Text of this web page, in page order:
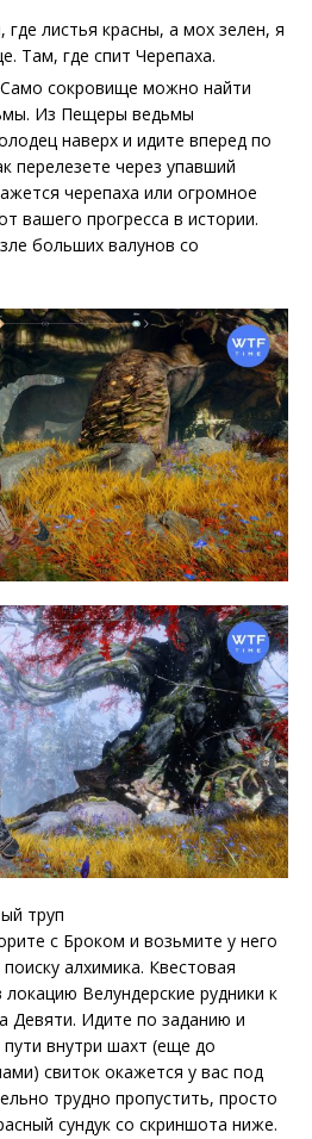
где листья красны, а мох зелен, я
Там, где спит Черепаха.
Само сокровище можно найти
Из Пещеры ведьмы
наверх и идите вперед по
перелезете через упавший
черепаха или огромное
вашего прогресса в истории.
больших валунов со
труп
с Броком и возьмите у него
алхимика. Квестовая
Велундерские рудники к
Девяти. Идите по заданию и
внутри шахт (еще до
свиток окажется у вас под
трудно пропустить, просто
сундук со скриншота ниже.